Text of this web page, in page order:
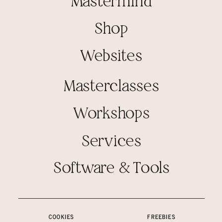
Masterclasses
Workshops
Services
Shop
Software & Tools
Websites
COOKIES FREEBIES